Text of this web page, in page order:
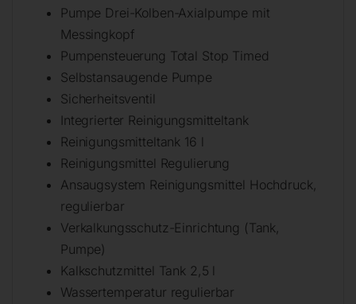
Pumpe Drei-Kolben-Axialpumpe mit
Messingkopf
Pumpensteuerung Total Stop Timed
Selbstansaugende Pumpe
Sicherheitsventil
Integrierter Reinigungsmitteltank
Reinigungsmitteltank 16 l
Reinigungsmittel Regulierung
Ansaugsystem Reinigungsmittel Hochdruck,
regulierbar
Verkalkungsschutz-Einrichtung (Tank,
Pumpe)
Kalkschutzmittel Tank 2,5 l
Wassertemperatur regulierbar